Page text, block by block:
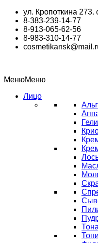
Перейти
содержимому
ул. Кропоткина 273.
8-383-239-14-77
8-913-065-62-56
8-983-310-14-77
МенюМеню
Лицо
Гели